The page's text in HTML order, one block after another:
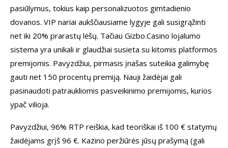
pasiūlymus, tokius kaip personalizuotos gimtadienio
dovanos. VIP nariai aukščiausiame lygyje gali susigrąžinti
net iki 20% prarastų lėšų. Tačiau Gizbo.Casino lojalumo
sistema yra unikali ir glaudžiai susieta su kitomis platformos
premijomis. Pavyzdžiui, pirmasis įnašas suteikia galimybę
gauti net 150 procentų premiją. Nauji žaidėjai gali
pasinaudoti patraukliomis pasveikinimo premijomis, kurios
ypač vilioja.
Pavyzdžiui, 96% RTP reiškia, kad teoriškai iš 100 € statymų
žaidėjams grįš 96 €. Kazino peržiūrės jūsų prašymą (gali